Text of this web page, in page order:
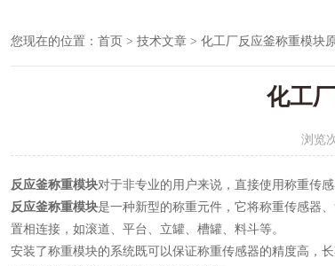
您现在的位置： 首页 > 技术文章 > 化工厂反应釜称重模块
化工
浏览
反应釜称重模块对于非专业的用户来说，直接使用称重传感
反应釜称重模块是一种新型的称重元件，它将称重传感器
置相连接，如滚道、平台、立罐、槽罐、料斗等。
安装了称重模块的系统既可以保证称重传感器的精度高，